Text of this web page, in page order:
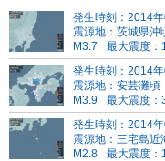
発生時刻：2014
震源地：茨城県沖
M3.7
最大震度：
発生時刻：2014
震源地：安芸灘頃
M3.9
最大震度：
発生時刻：2014
震源地：三宅島近
M2.8
最大震度：